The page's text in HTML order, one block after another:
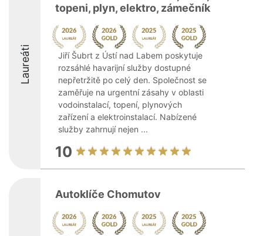
Laureáti
topeni, plyn, elektro, zámečník
Jiří Šubrt z Ústí nad Labem poskytuje
rozsáhlé havarijní služby dostupné
nepřetržitě po celý den. Společnost se
zaměřuje na urgentní zásahy v oblasti
vodoinstalací, topení, plynových
zařízení a elektroinstalací. Nabízené
služby zahrnují nejen ...
10
Autoklíče Chomutov